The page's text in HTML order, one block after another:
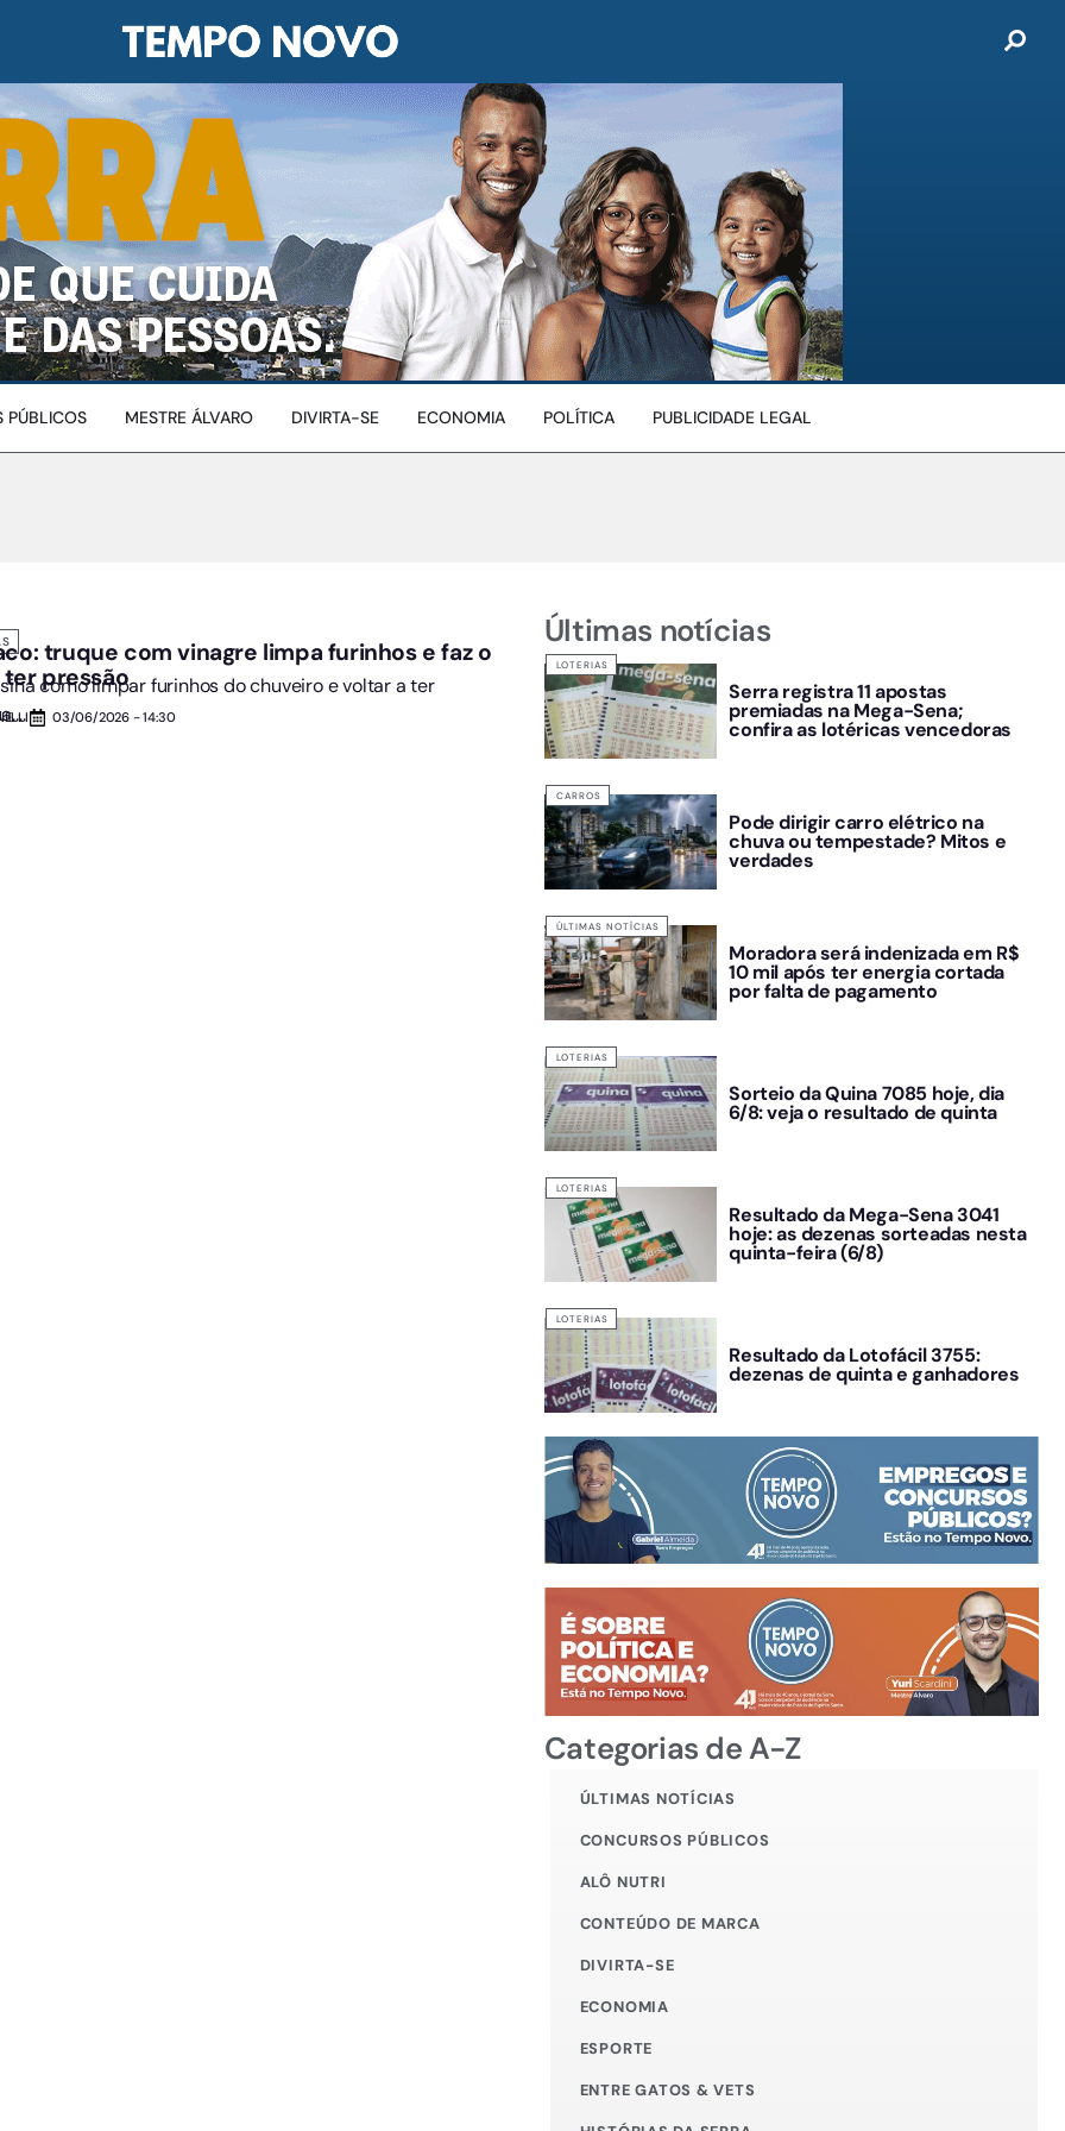
PÚBLICOS MESTRE ÁLVARO DIVIRTA-SE ECONOMIA POLÍTICA PUBLICIDADE LEGAL
truque com vinagre limpa furinhos e faz o
pressão
como limpar furinhos do chuveiro e voltar a ter
03/06/2026 - 14:30
Últimas notícias
LOTERIAS
Serra registra 11 apostas
premiadas na Mega-Sena;
confira as lotéricas vencedoras
CARROS
Pode dirigir carro elétrico na
chuva ou tempestade? Mitos e
verdades
ÚLTIMAS NOTÍCIAS
Moradora será indenizada em R$
10 mil após ter energia cortada
por falta de pagamento
LOTERIAS
Sorteio da Quina 7085 hoje, dia
6/8: veja o resultado de quinta
LOTERIAS
Resultado da Mega-Sena 3041
hoje: as dezenas sorteadas nesta
quinta-feira (6/8)
LOTERIAS
Resultado da Lotofácil 3755:
dezenas de quinta e ganhadores
Categorias de A-Z
ÚLTIMAS NOTÍCIAS
CONCURSOS PÚBLICOS
ALÔ NUTRI
CONTEÚDO DE MARCA
DIVIRTA-SE
ECONOMIA
ESPORTE
ENTRE GATOS & VETS